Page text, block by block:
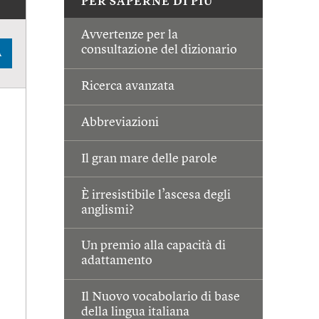
Avvertenze per la
consultazione del dizionario
Ricerca avanzata
Abbreviazioni
Il gran mare delle parole
È irresistibile l’ascesa degli
anglismi?
Un premio alla capacità di
adattamento
Il Nuovo vocabolario di base
della lingua italiana